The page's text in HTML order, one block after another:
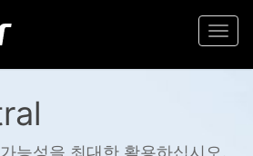
능성을 최대한 활용하십시오.